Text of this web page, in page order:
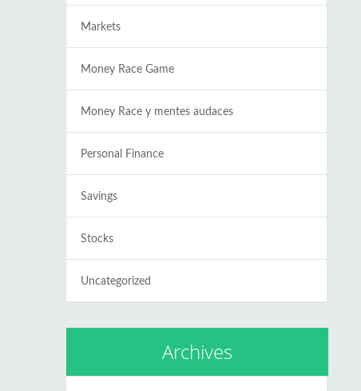
Markets
Money Race Game
Money Race y mentes audaces
Personal Finance
Savings
Stocks
Uncategorized
Archives